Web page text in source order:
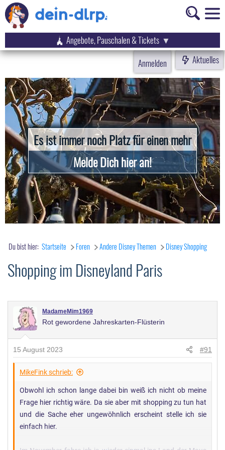
Angebote, Pauschalen & Tickets
Anmelden
Aktuelles
Es ist immer noch Platz für einen mehr
Melde Dich hier an!
Du bist hier: Startseite Foren Andere Disney Themen Disney Shopping
Shopping im Disneyland Paris
MadameMim1969
Rot gewordene Jahreskarten-Flüsterin
15 August 2023 #91
MikeFink schrieb:
Obwohl ich schon lange dabei bin weiß ich nicht ob meine
Frage hier richtig wäre. Da sie aber mit shopping zu tun hat
und die Sache eher ungewöhnlich erscheint stelle ich sie
einfach hier.